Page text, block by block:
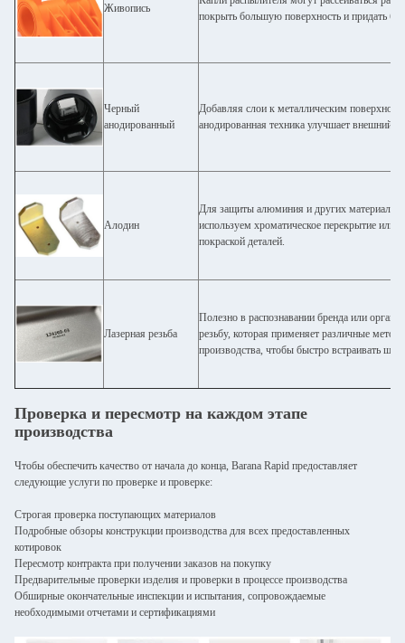
Живопись
покрыть большую поверхность и придать
Черный
анодированный
Добавляя слои к металлическим
анодированная техника улучшает внешний
Алодин
Для защиты алюминия и других
используем хроматическое перекрытие или
покраской деталей.
Лазерная резьба
Полезно в распознавании бренда или
резьбу, которая применяет различные
производства, чтобы быстро встраивать
Проверка и пересмотр на каждом этапе
производства
Чтобы обеспечить качество от начала до конца, Barana Rapid предоставляет
следующие услуги по проверке и проверке:
Строгая проверка поступающих материалов
Подробные обзоры конструкции производства для всех предоставленных
котировок
Пересмотр контракта при получении заказов на покупку
Предварительные проверки изделия и проверки в процессе производства
Обширные окончательные инспекции и испытания, сопровождаемые
необходимыми отчетами и сертификациями